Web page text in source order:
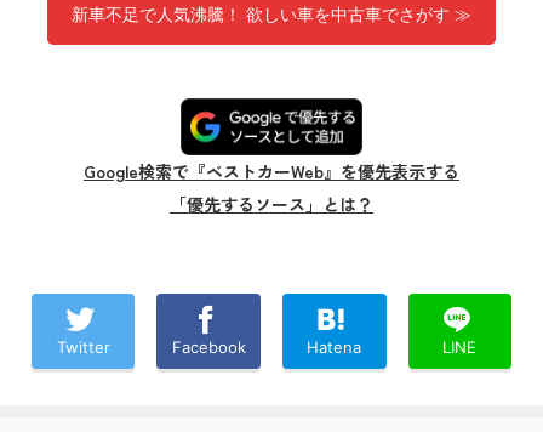
新車不足で人気沸騰！ 欲しい車を中古車でさがす ≫
Google検索で『ベストカーWeb』を優先表示する
「優先するソース」とは？
Twitter Facebook Hatena LINE